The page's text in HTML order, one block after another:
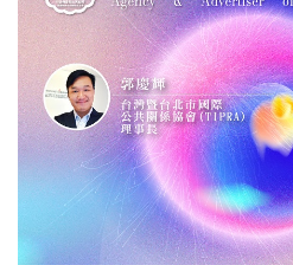
台灣百事食品 注重品牌體驗
黃麗萍：媒體代理商有幫客
牛恆泰：媒體產業蛻變關鍵
搞？（上）